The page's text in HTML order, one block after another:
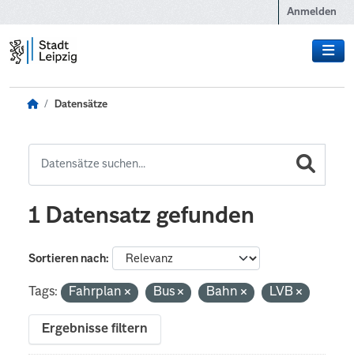
Anmelden
Datensätze
1 Datensatz gefunden
Sortieren nach
Tags: Fahrplan Bus Bahn LVB
Ergebnisse filtern